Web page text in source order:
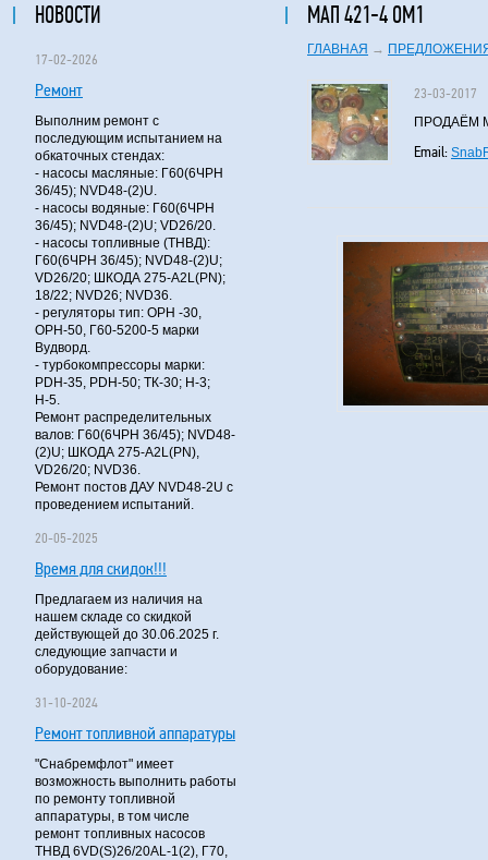
НОВОСТИ
17-02-2026
Ремонт
Выполним ремонт с
последующим испытанием на
обкаточных стендах:
- насосы масляные: Г60(6ЧРН
36/45); NVD48-(2)U.
- насосы водяные: Г60(6ЧРН
36/45); NVD48-(2)U; VD26/20.
- насосы топливные (ТНВД):
Г60(6ЧРН 36/45); NVD48-(2)U;
VD26/20; ШКОДА 275-A2L(PN);
18/22; NVD26; NVD36.
- регуляторы тип: ОРН -30,
ОРН-50, Г60-5200-5 марки
Вудворд.
- турбокомпрессоры марки:
PDH-35, PDH-50; ТК-30; Н-3;
Н-5.
Ремонт распределительных
валов: Г60(6ЧРН 36/45); NVD48-
(2)U; ШКОДА 275-A2L(PN),
VD26/20; NVD36.
Ремонт постов ДАУ NVD48-2U с
проведением испытаний.
20-05-2025
Время для скидок!!!
Предлагаем из наличия на
нашем складе со скидкой
действующей до 30.06.2025 г.
следующие запчасти и
оборудование:
31-10-2024
Ремонт топливной аппаратуры
"Снабремфлот" имеет
возможность выполнить работы
по ремонту топливной
аппаратуры, в том числе
ремонт топливных насосов
ТНВД 6VD(S)26/20AL-1(2), Г70,
МАП 421-4 ОМ1
ГЛАВНАЯ →
23-03-2017
ПРОДАЁМ
Email: